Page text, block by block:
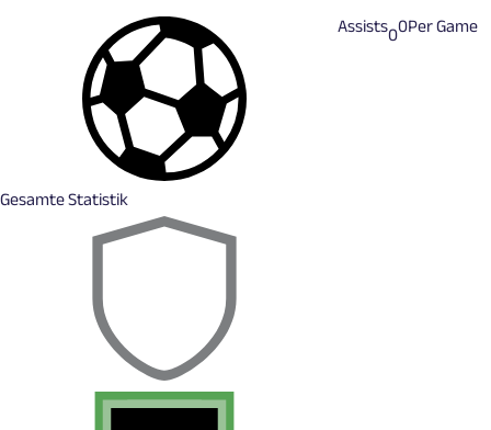
Assists00Per Game
Gesamte Statistik